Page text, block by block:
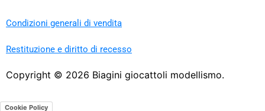
Condizioni generali di vendita
Restituzione e diritto di recesso
Copyright © 2026 Biagini giocattoli modellismo.
Cookie Policy